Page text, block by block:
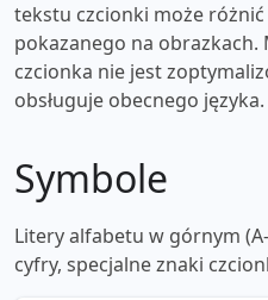
tekstu czcionki może
pokazanego na obrazkach.
czcionka nie jest
obsługuje obecnego języka.
Symbole
Litery alfabetu w górnym
cyfry, specjalne znaki